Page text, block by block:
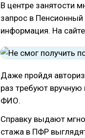
В центре занятости
запрос в
информация. На сайте
Даже пройдя
раз требуют
ФИО.
Справку выдают
стажа в ПФР